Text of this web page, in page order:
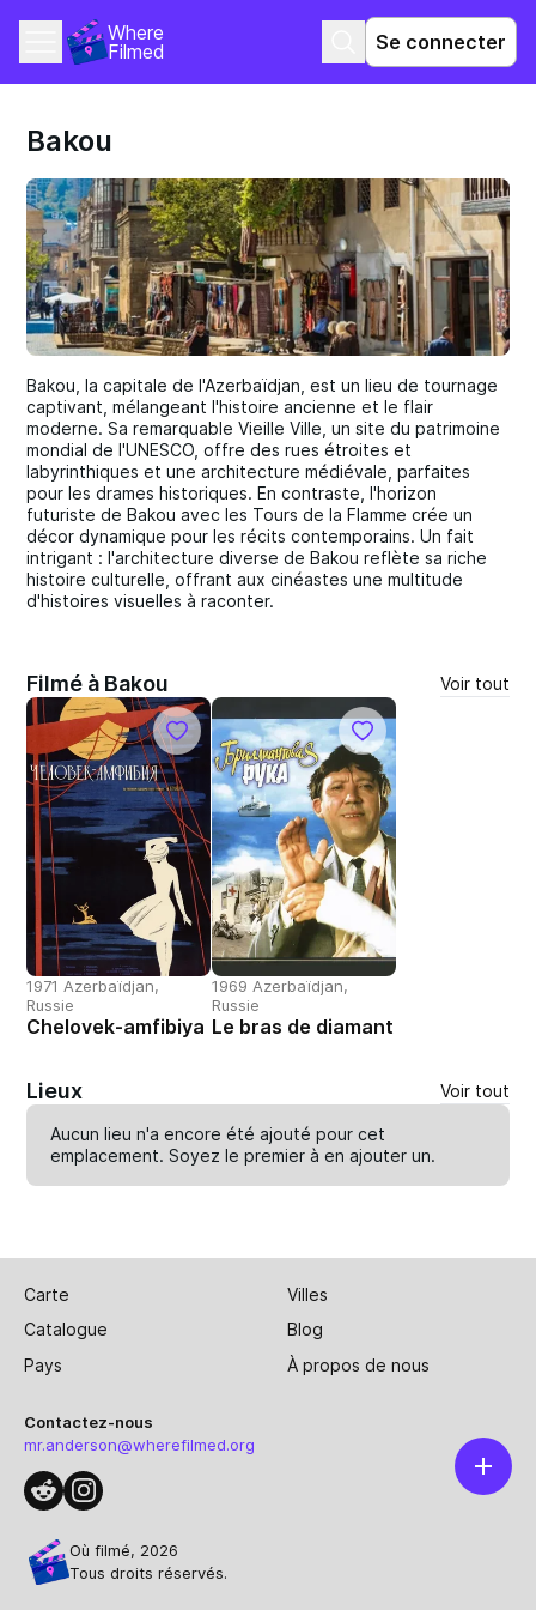
Where
Filmed
Se connecter
Bakou
Bakou, la capitale de l'Azerbaïdjan, est un lieu de tournage
captivant, mélangeant l'histoire ancienne et le flair
moderne. Sa remarquable Vieille Ville, un site du patrimoine
mondial de l'UNESCO, offre des rues étroites et
labyrinthiques et une architecture médiévale, parfaites
pour les drames historiques. En contraste, l'horizon
futuriste de Bakou avec les Tours de la Flamme crée un
décor dynamique pour les récits contemporains. Un fait
intrigant : l'architecture diverse de Bakou reflète sa riche
histoire culturelle, offrant aux cinéastes une multitude
d'histoires visuelles à raconter.
Filmé à Bakou Voir tout
1971 Azerbaïdjan,
Russie
Chelovek-amfibiya
1969 Azerbaïdjan,
Russie
Le bras de diamant
Lieux Voir tout
Aucun lieu n'a encore été ajouté pour cet
emplacement. Soyez le premier à enajouter un.
Carte
Villes
Catalogue
Blog
Pays
À propos de nous
Contactez-nous
mr.anderson@wherefilmed.org
Où filmé, 2026
Tous droits réservés.